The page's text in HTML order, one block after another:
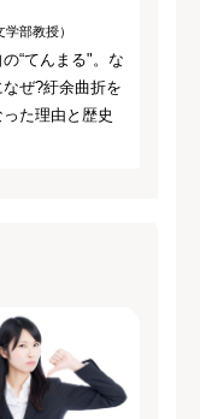
部教授）
“てんまる"。な
ぜ?紆余曲折を
た理由と歴史